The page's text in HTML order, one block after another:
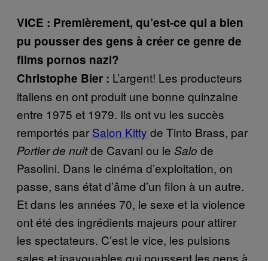
VICE : Premièrement, qu’est-ce qui a bien
pu pousser des gens à créer ce genre de
films pornos nazi?
Christophe Bier : L’argent! Les producteurs
italiens en ont produit une bonne quinzaine
entre 1975 et 1979. Ils ont vu les succès
remportés par Salon Kitty de Tinto Brass, par
Portier de nuitde Cavani ou le Salo de
Pasolini. Dans le cinéma d’exploitation, on
passe, sans état d’âme d’un filon à un autre.
Et dans les années 70, le sexe et la violence
ont été des ingrédients majeurs pour attirer
les spectateurs. C’est le vice, les pulsions
sales et inavouables qui poussent les gens à